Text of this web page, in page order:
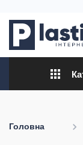
apps
Головна